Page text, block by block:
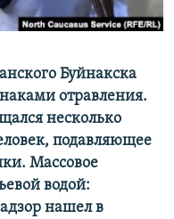
Буйнакска
отравления.
несколько
подавляющее
Массовое
водой:
нашел в